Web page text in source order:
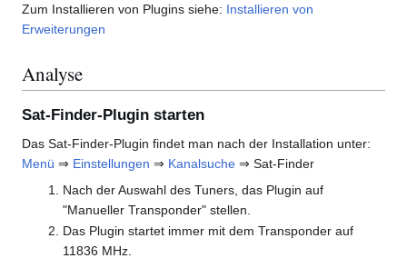
Zum Installieren von Plugins siehe: Installieren von
Erweiterungen
Analyse
Sat-Finder-Plugin starten
Das Sat-Finder-Plugin findet man nach der Installation unter:
Menü ⇒ Einstellungen ⇒ Kanalsuche ⇒ Sat-Finder
Nach der Auswahl des Tuners, das Plugin auf
"Manueller Transponder" stellen.
Das Plugin startet immer mit dem Transponder auf
11836 MHz.